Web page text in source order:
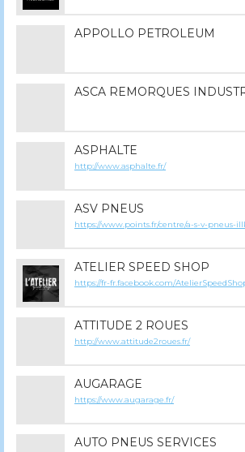
APPOLLO PETROLEUM
ASCA REMORQUES
ASPHALTE
http://www.asphalte.fr/
ASV PNEUS
https://www.points.fr/centre/a-s-v-pneus-
ATELIER SPEED SHOP
https://fr-fr.facebook.com/
ATTITUDE 2 ROUES
http://www.attitude2roues.fr/
AUGARAGE
https://www.augarage.fr/
AUTO PNEUS SERVICES